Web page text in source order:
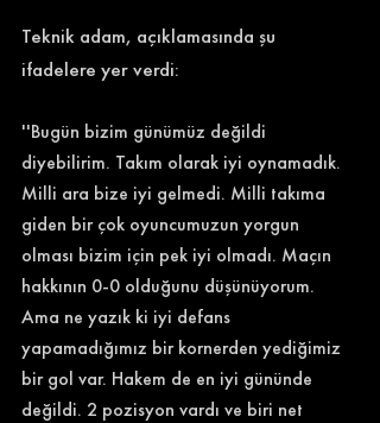
Teknik adam, açıklamasında şu
ifadelere yer verdi:
''Bugün bizim günümüz değildi
diyebilirim. Takım olarak iyi oynamadık.
Milli ara bize iyi gelmedi. Milli takıma
giden bir çok oyuncumuzun yorgun
olması bizim için pek iyi olmadı. Maçın
hakkının 0-0 olduğunu düşünüyorum.
Ama ne yazık ki iyi defans
yapamadığımız bir kornerden yediğimiz
bir gol var. Hakem de en iyi gününde
değildi. 2 pozisyon vardı ve biri net